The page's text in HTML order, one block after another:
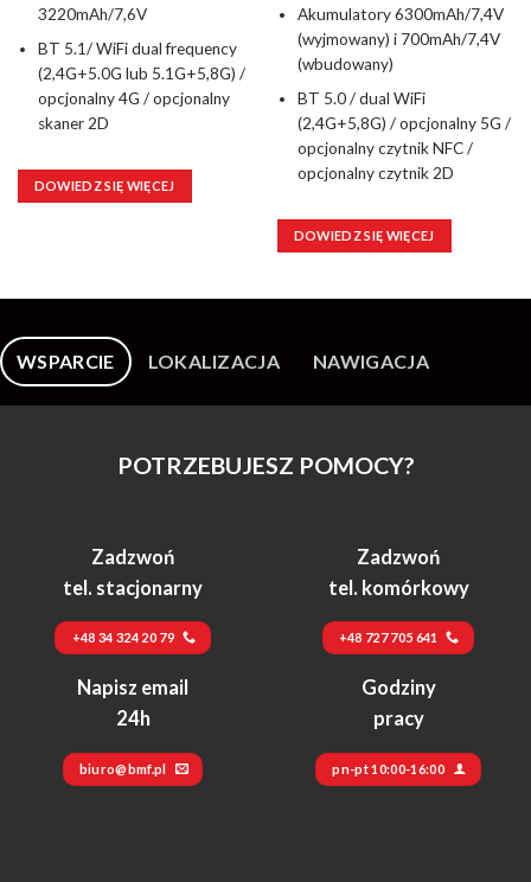
3220mAh/7,6V
BT 5.1/ WiFi dual frequency
(2,4G+5.0G lub 5.1G+5,8G) /
opcjonalny 4G / opcjonalny
skaner 2D
DOWIEDZ SIĘ WIĘCEJ
Akumulatory 6300mAh/7,4V
(wyjmowany) i 700mAh/7,4V
(wbudowany)
BT 5.0 / dual WiFi
(2,4G+5,8G) / opcjonalny 5G /
opcjonalny czytnik NFC /
opcjonalny czytnik 2D
DOWIEDZ SIĘ WIĘCEJ
WSPARCIE LOKALIZACJA NAWIGACJA
POTRZEBUJESZ POMOCY?
Zadzwoń
tel. stacjonarny
+48 34 324 20 79
Zadzwoń
tel. komórkowy
+48 727 705 641
Napisz email
24h
biuro@bmf.pl
Godziny
pracy
pn-pt 10:00-16:00